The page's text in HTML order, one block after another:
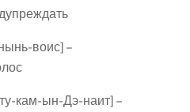
воис] –
кам-ын-Дэ-наит] –